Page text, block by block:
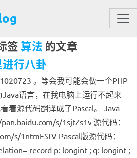
签 算法 的文章
行八卦
。等会我可能会做一个PHP
语言，在我电脑上运行不起来
看着源代码翻译成了Pascal。 Java
s/1sjtZs1v 源代码：
s/1ntmFSLV Pascal版源代码：
record p: longint ; q: longint ;